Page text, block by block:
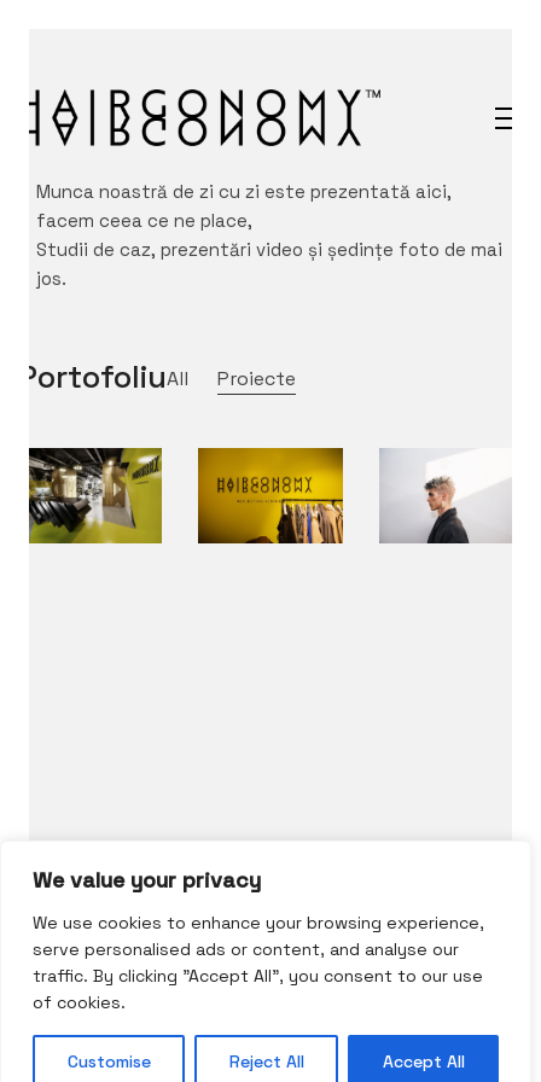
We value your privacy
We use cookies to enhance your browsing experience,
serve personalised ads or content, and analyse our
traffic. By clicking "Accept All", you consent to our use
of cookies.
Customise Reject All Accept All
Munca noastră de zi cu zi este prezentată aici,
facem ceea ce ne place,
Studii de caz, prezentări video și ședințe foto de mai
jos.
PortofoliuAll Proiecte
© Copyright 2026 | Hairgonomy
by Calin